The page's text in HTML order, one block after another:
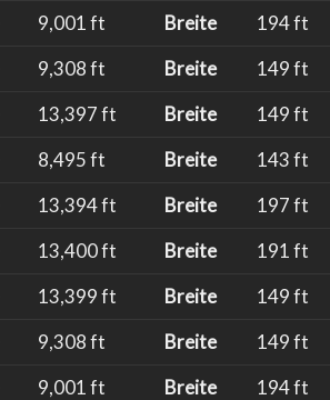
9,001 ft Breite 194 ft
9,308 ft Breite 149 ft
13,397 ft Breite 149 ft
8,495 ft Breite 143 ft
13,394 ft Breite 197 ft
13,400 ft Breite 191 ft
13,399 ft Breite 149 ft
9,308 ft Breite 149 ft
9,001 ft Breite 194 ft